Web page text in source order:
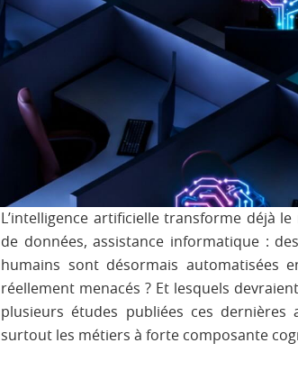
L’intelligence artificielle transforme déjà
de données, assistance informatique :
humains sont désormais automatisées
réellement menacés ? Et lesquels
plusieurs études publiées ces dernières
surtout les métiers à forte composante